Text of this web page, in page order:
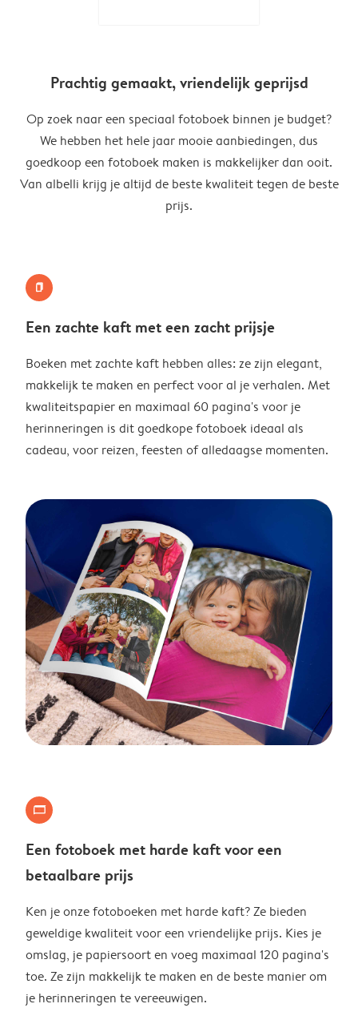
Prachtig gemaakt, vriendelijk geprijsd
Op zoek naar een speciaal fotoboek binnen je budget?
We hebben het hele jaar mooie aanbiedingen, dus
goedkoop een fotoboek maken is makkelijker dan ooit.
Van albelli krijg je altijd de beste kwaliteit tegen de beste
prijs.
book
Een zachte kaft met een zacht prijsje
Boeken met zachte kaft hebben alles: ze zijn elegant,
makkelijk te maken en perfect voor al je verhalen. Met
kwaliteitspapier en maximaal 60 pagina's voor je
herinneringen is dit goedkope fotoboek ideaal als
cadeau, voor reizen, feesten of alledaagse momenten.
landscape_photo_book
Een fotoboek met harde kaft voor een
betaalbare prijs
Ken je onze fotoboeken met harde kaft? Ze bieden
geweldige kwaliteit voor een vriendelijke prijs. Kies je
omslag, je papiersoort en voeg maximaal 120 pagina's
toe. Ze zijn makkelijk te maken en de beste manier om
je herinneringen te vereeuwigen.